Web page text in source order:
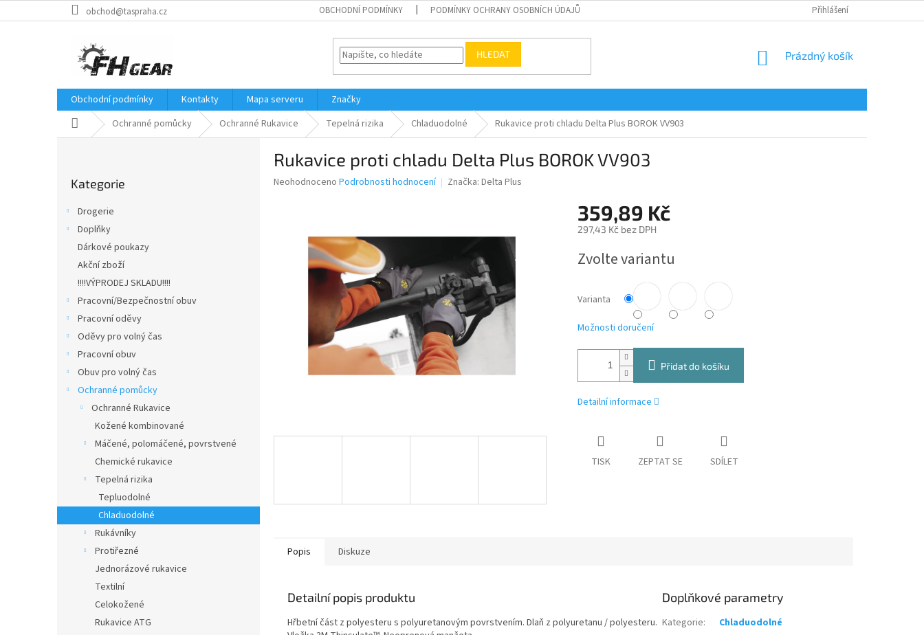
na
obchod@taspraha.cz OBCHODNÍ PODMÍNKY PODMÍNKY OCHRANY OSOBNÍCH ÚDAJŮ Přihlášení
HLEDAT
NÁKUPNÍ
Prázdný košík
Obchodní podmínky Kontakty Mapa serveru
Značky
Domů Ochranné pomůcky Ochranné Rukavice Tepelná rizika Chladuodolné Rukavice proti chladu Delta Plus BOROK VV903
kategorie
Kategorie
Drogerie
Doplňky
Dárkové poukazy
Akční zboží
!!!!VÝPRODEJ SKLADU!!!!
Pracovní/Bezpečnostní obuv
Pracovní oděvy
Oděvy pro volný čas
Pracovní obuv
Obuv pro volný čas
Ochranné pomůcky
Ochranné Rukavice
Kožené kombinované
Máčené, polomáčené, povrstvené
Chemické rukavice
Tepelná rizika
Tepluodolné
Chladuodolné
Rukávníky
Protiřezné
Jednorázové rukavice
Textilní
Celokožené
Rukavice ATG
Rukavice proti chladu Delta Plus BOROK VV903
Průměrné
hvězdiček.
Neohodnoceno Podrobnosti hodnocení Značka: Delta Plus
359,89 Kč
297,43 Kč bez DPH
cena:
Zvolte variantu
Varianta
Možnosti doručení
Přidat do košíku
Detailní informace
TISK ZEPTAT SE SDÍLET
Popis Diskuze
Detailní popis produktu
Hřbetní část z polyesteru s polyuretanovým povrstvením. Dlaň z polyuretanu / polyesteru.
Doplňkové parametry
Kategorie:
Chladuodolné